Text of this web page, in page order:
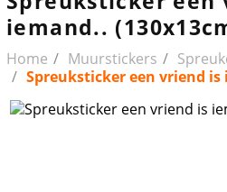
iemand..
Home Muurstickers
Spreuksticker een vriend is